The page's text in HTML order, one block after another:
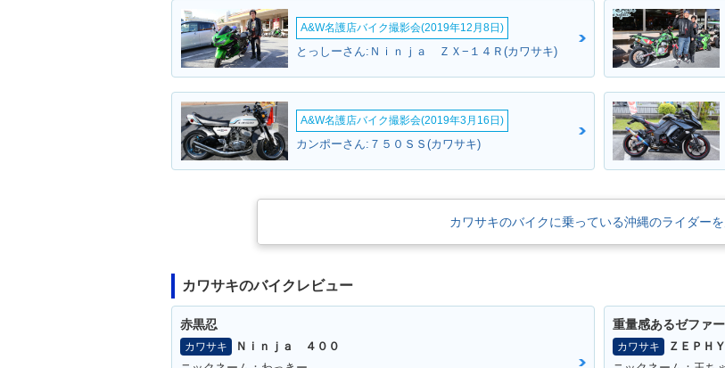
A&W名護店バイク撮影会(2019年12月8日)
とっしーさん:Ｎｉｎｊａ ＺＸ−１４Ｒ(カワサキ)
A&W名護店バイク撮影会(2019年3月16日)
カンポーさん:７５０ＳＳ(カワサキ)
カワサキのバイクに乗っている沖縄のライダー
カワサキのバイクレビュー
赤黒忍
カワサキ
Ｎｉｎｊａ ４００
重量感あるゼファー
カワサキ
ＺＥＰＨ